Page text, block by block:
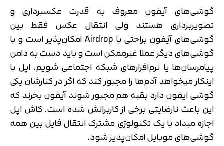
گوشی‌های آیفون معروف به قدرت عکسبرداری و
تصویربرداری هستند ولی انتقال عکس فقط بین
گوشی‌های آیفون براحتی با Airdrop امکان‌پذیر است و با
گوشی‌های دیگر عملا غیرممکن است و باید دست به دامن
پیامرسان‌ها یا نرم‌افزارهای شبکه اجتماعی شویم. اپل با
اینکار میخواهد آدم‌ها را مجبور کند که اگر در کنارشان یکی
گوشی ایفون دارد بقیه هم مجبور شوند آیفون بخرند که
این باعث نارضایتی برخی از کاربرانش شده است. کاش اپل
اجازه میداد با یک تکنولوژی مشترک انتقال فایل بین همه
گوشی‌های موبایل امکان‌پذیر شود.